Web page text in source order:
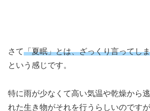
さて「夏眠」とは、ざっくり言ってし
という感じです。
特に雨が少なくて高い気温や乾燥から
れた生き物がそれを行うらしいのです